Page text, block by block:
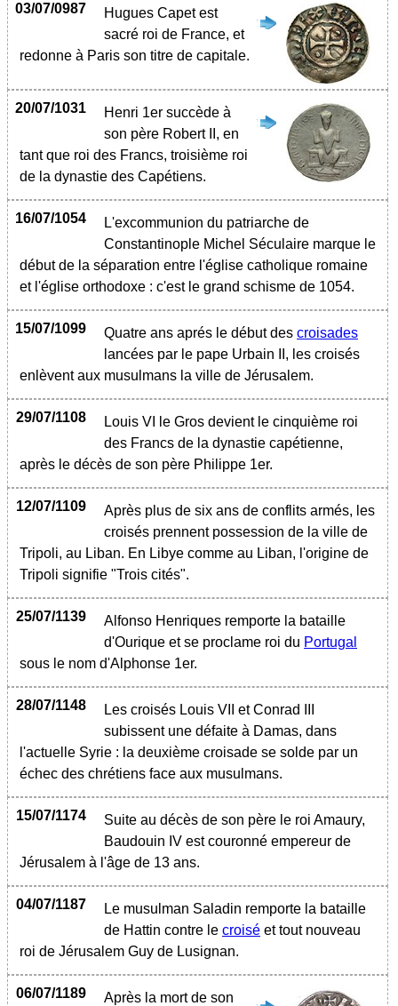
03/07/0987
Hugues Capet est
sacré roi de France, et
redonne à Paris son titre de capitale.
20/07/1031
Henri 1er succède à
son père Robert II, en
tant que roi des Francs, troisième roi
de la dynastie des Capétiens.
16/07/1054
L'excommunion du patriarche de
Constantinople Michel Séculaire marque le
début de la séparation entre l'église catholique romaine
et l'église orthodoxe : c'est le grand schisme de 1054.
15/07/1099 Quatre ans aprés le début des croisades
lancées par le pape Urbain II, les croisés
enlèvent aux musulmans la ville de Jérusalem.
29/07/1108
Louis VI le Gros devient le cinquième roi
des Francs de la dynastie capétienne,
après le décès de son père Philippe 1er.
12/07/1109
Après plus de six ans de conflits armés, les
croisés prennent possession de la ville de
Tripoli, au Liban. En Libye comme au Liban, l'origine de
Tripoli signifie "Trois cités".
25/07/1139
Alfonso Henriques remporte la bataille
d'Ourique et se proclame roi du Portugal
sous le nom d'Alphonse 1er.
28/07/1148
Les croisés Louis VII et Conrad III
subissent une défaite à Damas, dans
l'actuelle Syrie : la deuxième croisade se solde par un
échec des chrétiens face aux musulmans.
15/07/1174
Suite au décès de son père le roi Amaury,
Baudouin IV est couronné empereur de
Jérusalem à l'âge de 13 ans.
04/07/1187
Le musulman Saladin remporte la bataille
de Hattin contre le croisé et tout nouveau
roi de Jérusalem Guy de Lusignan.
06/07/1189
Après la mort de son